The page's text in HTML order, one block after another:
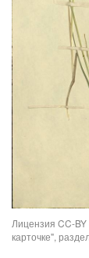
Лицензия CC-
карточке",